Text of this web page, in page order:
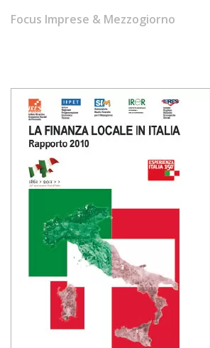
Focus Imprese & Mezzogiorno